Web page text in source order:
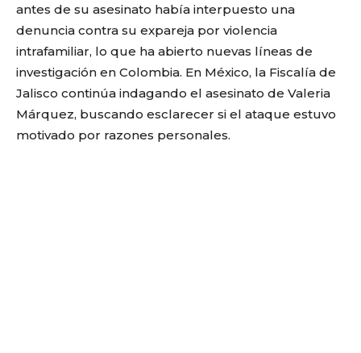
antes de su asesinato había interpuesto una
denuncia contra su expareja por violencia
intrafamiliar, lo que ha abierto nuevas líneas de
investigación en Colombia. En México, la Fiscalía de
Jalisco continúa indagando el asesinato de Valeria
Márquez, buscando esclarecer si el ataque estuvo
motivado por razones personales.